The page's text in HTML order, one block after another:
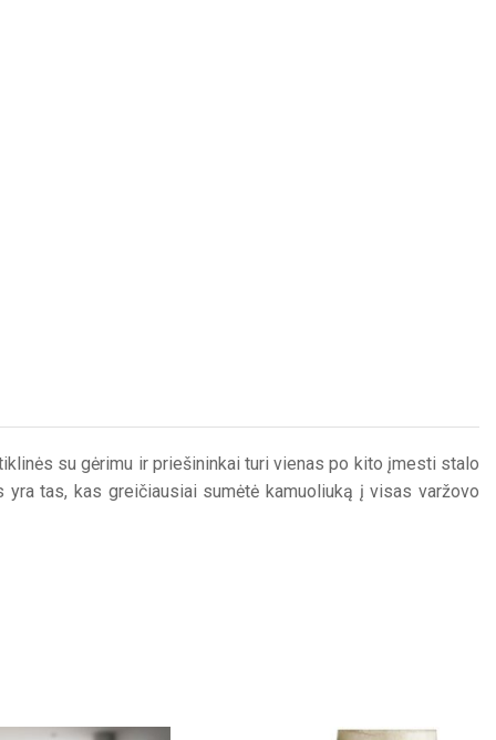
su gėrimu ir priešininkai turi vienas po kito įmesti stalo
tas, kas greičiausiai sumėtė kamuoliuką į visas varžovo